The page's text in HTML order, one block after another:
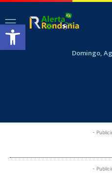
Abrir a barra de ferramentas
Domingo,
-
-